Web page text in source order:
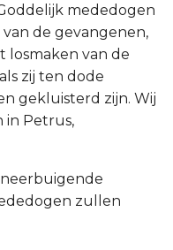
mededogen
de gevangenen,
losmaken van de
zij ten dode
gekluisterd zijn. Wij
in Petrus,
zullen